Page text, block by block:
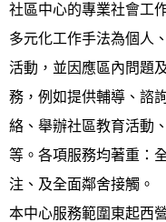
社區中心的專業社會工
多元化工作手法為個人
活動，並因應區內問題
務，例如提供輔導、諮
絡、舉辦社區教育活動
等。各項服務均著重：
注、及全面鄰舍接觸。
本中心服務範圍東起西